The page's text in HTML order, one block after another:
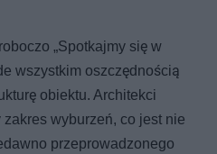
„Spotkajmy się w
wszystkim oszczędnością
obiektu. Architekci
wyburzeń, co jest nie
przeprowadzonego